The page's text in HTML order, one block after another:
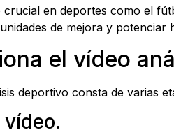
crucial en deportes como el
de mejora y potenciar
el vídeo
deportivo consta de varias